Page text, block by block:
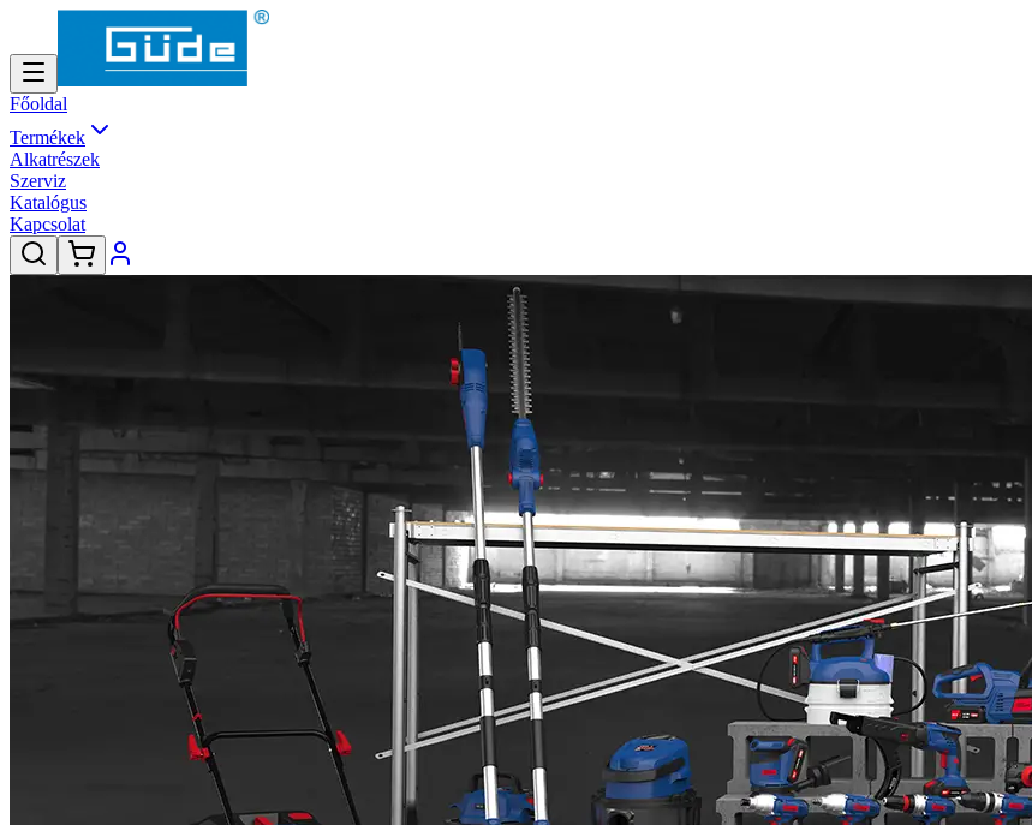
Főoldal
Termékek
Alkatrészek
Szerviz
Katalógus
Kapcsolat